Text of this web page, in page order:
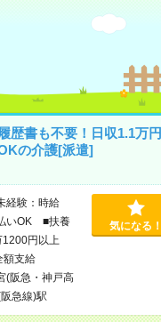
歴書も不要！日収1.1万円
の介護[派遣]
経験：時給
いOK ■扶養
円以上
額支給
(阪急・神戸高
急線)駅
気になる！